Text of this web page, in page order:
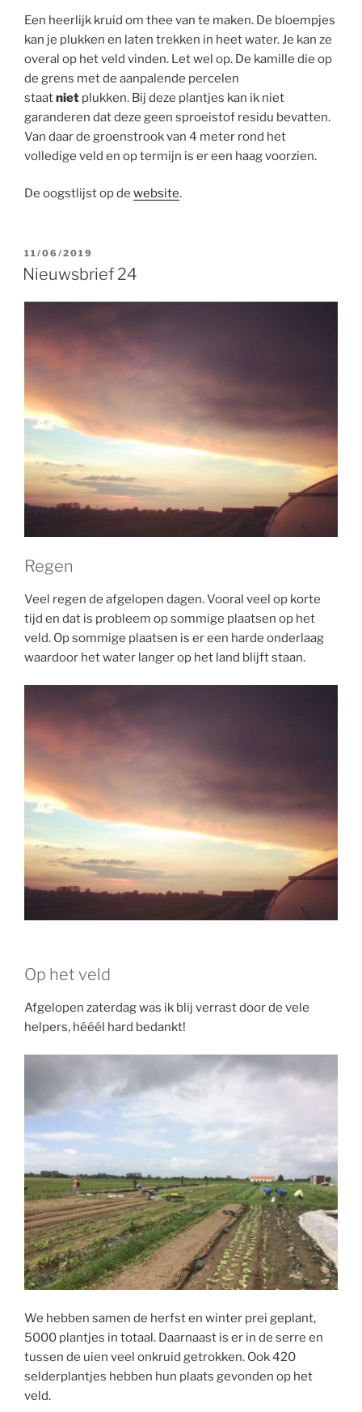
Een heerlijk kruid om thee van te maken. De bloempjes
kan je plukken en laten trekken in heet water. Je kan ze
overal op het veld vinden. Let wel op. De kamille die op
de grens met de aanpalende percelen
staatniet plukken. Bij deze plantjes kan ik niet
garanderen dat deze geen sproeistof residu bevatten.
Van daar de groenstrook van 4 meter rond het
volledige veld en op termijn is er een haag voorzien.
De oogstlijst op de website.
GEPLAATST
OP
11/06/2019
Nieuwsbrief 24
Regen
Veel regen de afgelopen dagen. Vooral veel op korte
tijd en dat is probleem op sommige plaatsen op het
veld. Op sommige plaatsen is er een harde onderlaag
waardoor het water langer op het land blijft staan.
Op het veld
Afgelopen zaterdag was ik blij verrast door de vele
helpers, hééél hard bedankt!
We hebben samen de herfst en winter prei geplant,
5000 plantjes in totaal. Daarnaast is er in de serre en
tussen de uien veel onkruid getrokken. Ook 420
selderplantjes hebben hun plaats gevonden op het
veld.